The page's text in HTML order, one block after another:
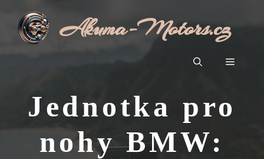
obsah
Akuma-Motors.cz
Menu
Jednotka pro
nohy BMW: